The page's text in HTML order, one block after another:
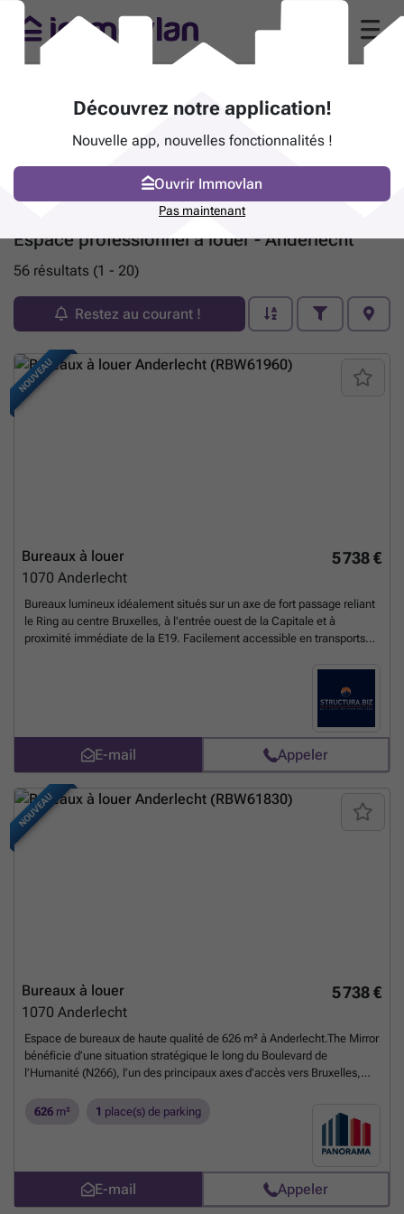
Espace professionnel à louer - Anderlecht
56 résultats (1 - 20)
Restez au courant !
NOUVEAU
5 738 €
Bureaux à louer
1070 Anderlecht
Bureaux lumineux idéalement situés sur un axe de fort passage reliant
le Ring au centre Bruxelles, à l'entrée ouest de la Capitale et à
proximité immédiate de la E19. Facilement accessible en transports
En savoir
E-mail Appeler
NOUVEAU
5 738 €
Bureaux à louer
1070 Anderlecht
Espace de bureaux de haute qualité de 626 m² à Anderlecht.The Mirror
bénéficie d’une situation stratégique le long du Boulevard de
l’Humanité (N266), l’un des principaux axes d’accès vers Bruxelles,
l’E40.Les étages offrent une grande flexibilité d’aménagement et
peuvent être divisés en deux espaces de bureaux distincts, permettant
entreprises. D’autres surfaces sont également disponibles à partir de
626 m² jusqu’à 1.878 m².L’espace est équipé d’un système HVAC
performant avec plafonds rafraîchissants, éclairage LED, sanitaires
rénovés, système de détection et d’alarme incendie ainsi qu’un
626 m² 1 place(s) de parking
E-mail Appeler
Découvrez notre application!
Nouvelle app, nouvelles fonctionnalités !
Ouvrir Immovlan
Pas maintenant